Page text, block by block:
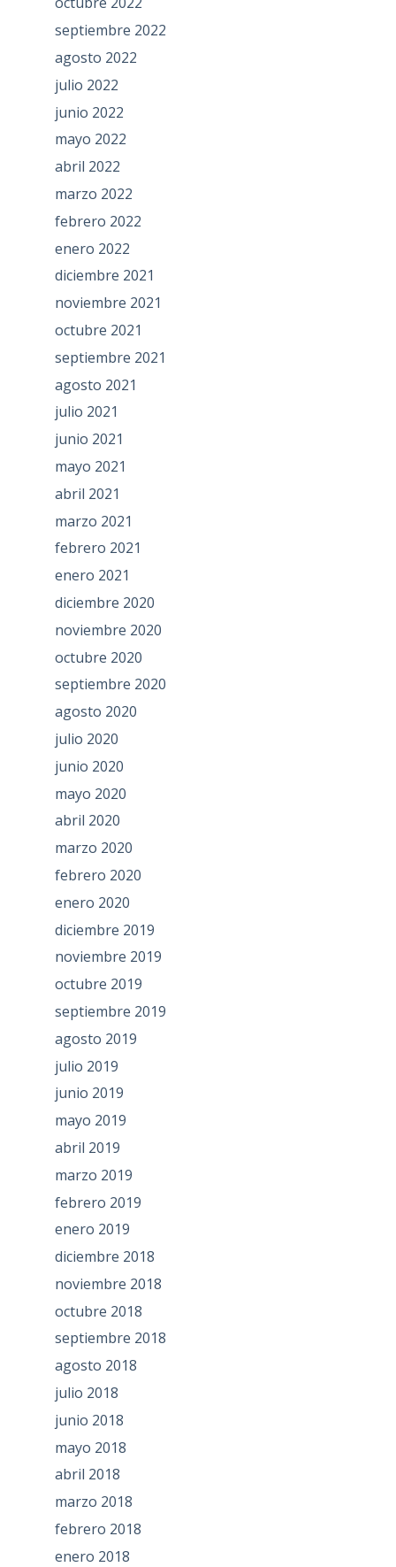
septiembre 2022
agosto 2022
julio 2022
junio 2022
mayo 2022
abril 2022
marzo 2022
febrero 2022
enero 2022
diciembre 2021
noviembre 2021
octubre 2021
septiembre 2021
agosto 2021
julio 2021
junio 2021
mayo 2021
abril 2021
marzo 2021
febrero 2021
enero 2021
diciembre 2020
noviembre 2020
octubre 2020
septiembre 2020
agosto 2020
julio 2020
junio 2020
mayo 2020
abril 2020
marzo 2020
febrero 2020
enero 2020
diciembre 2019
noviembre 2019
octubre 2019
septiembre 2019
agosto 2019
julio 2019
junio 2019
mayo 2019
abril 2019
marzo 2019
febrero 2019
enero 2019
diciembre 2018
noviembre 2018
octubre 2018
septiembre 2018
agosto 2018
julio 2018
junio 2018
mayo 2018
abril 2018
marzo 2018
febrero 2018
enero 2018